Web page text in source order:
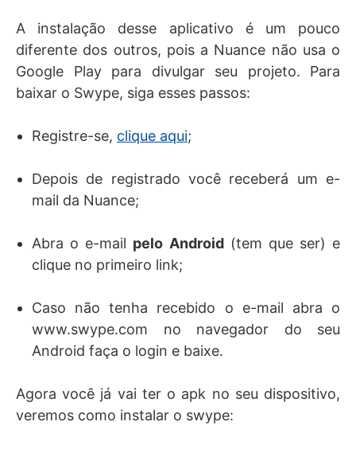
A instalação desse aplicativo é um pouco
diferente dos outros, pois a Nuance não usa o
Google Play para divulgar seu projeto. Para
baixar o Swype, siga esses passos:
Registre-se, clique aqui;
Depois de registrado você receberá um e-
mail da Nuance;
Abra o e-mail pelo Android(tem que ser) e
clique no primeiro link;
Caso não tenha recebido o e-mail abra o
www.swype.com no navegador do seu
Android faça o login e baixe.
Agora você já vai ter o apk no seu dispositivo,
veremos como instalar o swype: